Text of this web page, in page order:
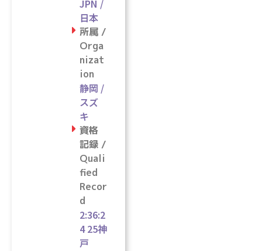
JPN /
日本
所属 /
Orga
nizat
ion
静岡 /
スズ
キ
資格
記録 /
Quali
fied
Recor
d
2:36:2
4 25神
戸